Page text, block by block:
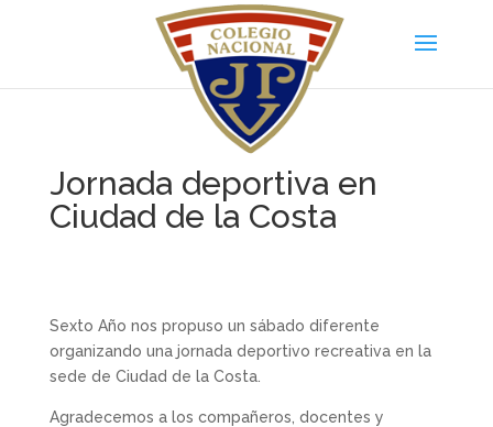
Jornada deportiva en
Ciudad de la Costa
Sexto Año nos propuso un sábado diferente
organizando una jornada deportivo recreativa en la
sede de Ciudad de la Costa.
Agradecemos a los compañeros, docentes y